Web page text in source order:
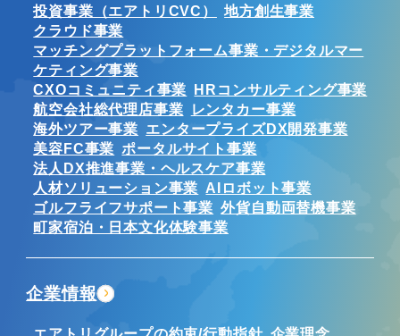
投資事業（エアトリCVC）
地方創生事業
クラウド事業
マッチングプラットフォーム事業・デジタルマー
ケティング事業
CXOコミュニティ事業 HRコンサルティング事業
航空会社総代理店事業
レンタカー事業
海外ツアー事業 エンタープライズDX開発事業
美容FC事業 ポータルサイト事業
法人DX推進事業・ヘルスケア事業
人材ソリューション事業 AIロボット事業
ゴルフライフサポート事業 外貨自動両替機事業
町家宿泊・日本文化体験事業
企業情報